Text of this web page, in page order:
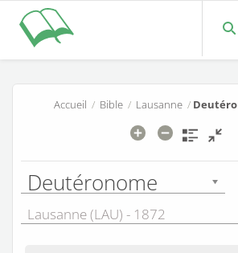
Accueil / Bible/ Lausanne/
Deutéronome
Lausanne (LAU) - 1872